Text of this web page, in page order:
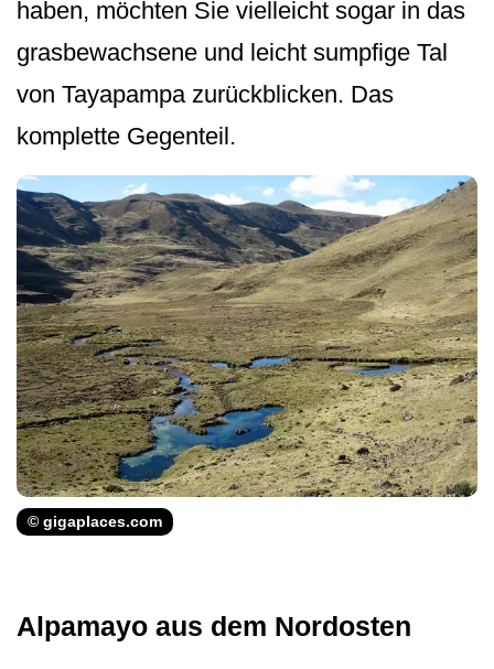
haben, möchten Sie vielleicht sogar in das
grasbewachsene und leicht sumpfige Tal
von Tayapampa zurückblicken. Das
komplette Gegenteil.
© gigaplaces.com
Alpamayo aus dem Nordosten